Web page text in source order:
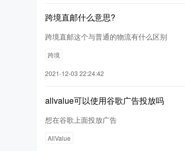
跨境直邮什么意思?
跨境直邮这个与普通的物流有什么区别
跨境
2021-12-03 22:24:42
allvalue可以使用谷歌广告投放吗
想在谷歌上面投放广告
AllValue